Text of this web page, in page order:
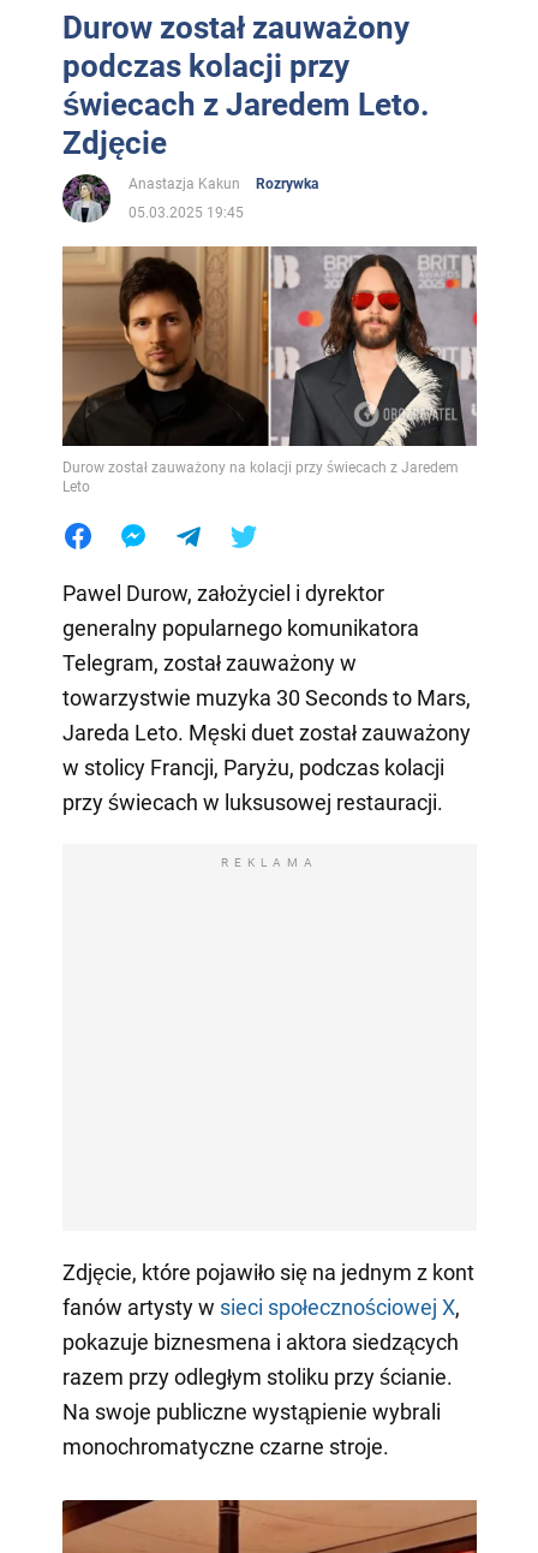
Durow został zauważony
podczas kolacji przy
świecach z Jaredem Leto.
Zdjęcie
Anastazja Kakun
Rozrywka
05.03.2025 19:45
Durow został zauważony na kolacji przy świecach z Jaredem
Leto
Pawel Durow, założyciel i dyrektor
generalny popularnego komunikatora
Telegram, został zauważony w
towarzystwie muzyka 30 Seconds to Mars,
Jareda Leto. Męski duet został zauważony
w stolicy Francji, Paryżu, podczas kolacji
przy świecach w luksusowej restauracji.
REKLAMA
Zdjęcie, które pojawiło się na jednym z kont
fanów artysty w sieci społecznościowej X,
pokazuje biznesmena i aktora siedzących
razem przy odległym stoliku przy ścianie.
Na swoje publiczne wystąpienie wybrali
monochromatyczne czarne stroje.